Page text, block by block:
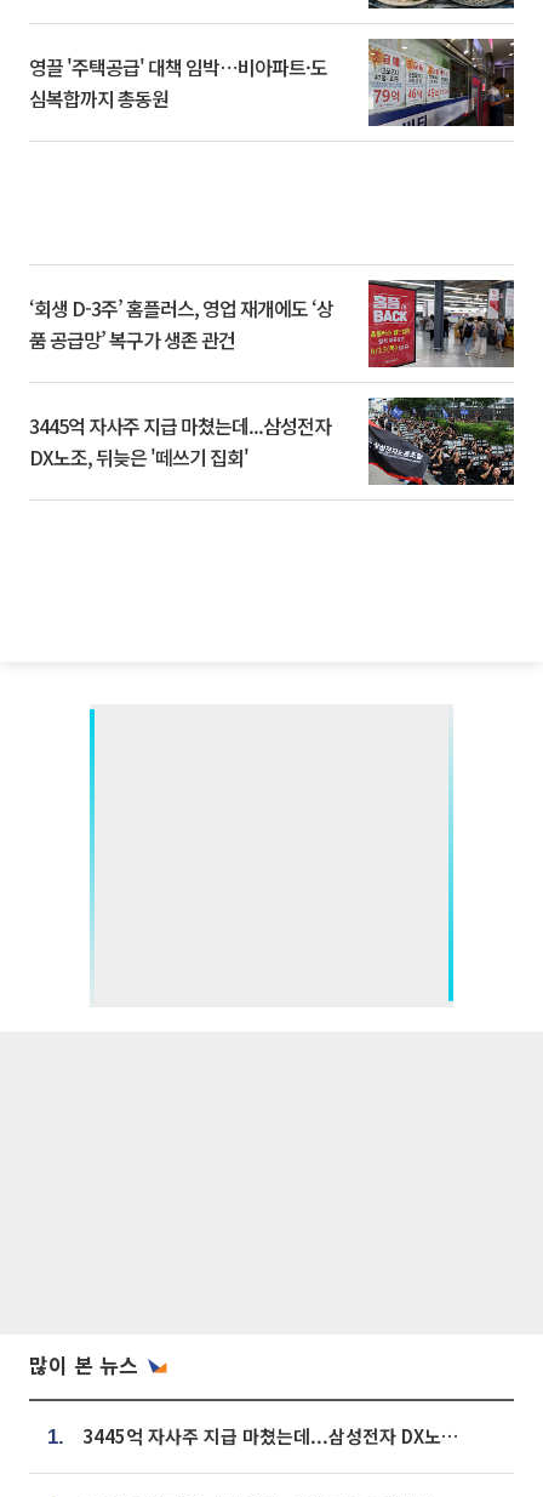
영끌 '주택공급' 대책 임박⋯비아파트·도
심복합까지 총동원
‘회생 D-3주’ 홈플러스, 영업 재개에도 ‘상
품 공급망’ 복구가 생존 관건
3445억 자사주 지급 마쳤는데...삼성전자
DX노조, 뒤늦은 '떼쓰기 집회'
많이 본 뉴스
1. 3445억 자사주 지급 마쳤는데...삼성전자 DX노조, 뒤늦은 '떼쓰기 집회'